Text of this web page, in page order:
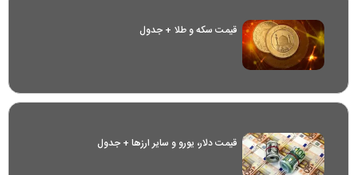
قیمت سکه و طلا + جدول
قیمت دلار، یورو و سایر ارز‌ها + جدول